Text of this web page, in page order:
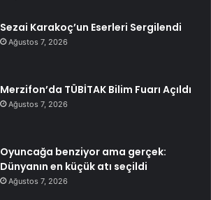
Sezai Karakoç’un Eserleri Sergilendi
Ağustos 7, 2026
Merzifon’da TÜBİTAK Bilim Fuarı Açıldı
Ağustos 7, 2026
Oyuncağa benziyor ama gerçek:
Dünyanın en küçük atı seçildi
Ağustos 7, 2026